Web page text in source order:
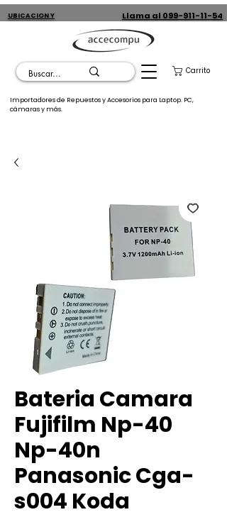
UBICACION Y
Llama al 099-911-11-54
Carrito
Importadores de Repuestos y Accesorios para Laptop. PC,
cámaras y más.
Bateria Camara
Fujifilm Np-40
Np-40n
Panasonic Cga-
s004 Koda